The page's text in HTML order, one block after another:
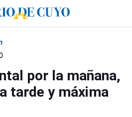
por la mañana,
tarde y máxima